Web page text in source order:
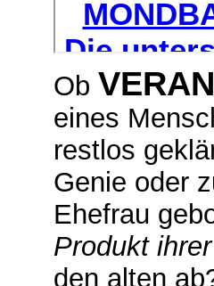
Ob
eines
restlos
Genie oder
Ehefrau
Produkt
den alten